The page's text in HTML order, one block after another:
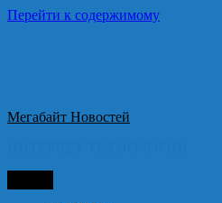
Перейти к содержимому
Мегабайт Новостей